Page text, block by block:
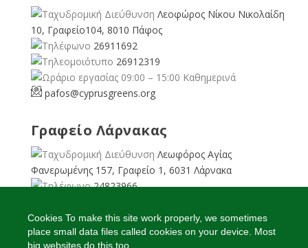
Λεοφώρος Νίκου Νικολαίδη
10, Γραφείο104, 8010 Πάφος
26911692
26912319
09:00 – 15:00 Καθημερινά
pafos@cyprusgreens.org
Γραφείο Λάρνακας
Λεωφόρος Αγίας
Φανερωμένης 157, Γραφείο 1, 6031 Λάρνακα
24823966
08:00 – 16:00 Καθημερινά
larnaka@cyprusgreens. org
Cookies To make this site work properly, we sometimes
place small data files called cookies on your device. Most
big websites do this too.